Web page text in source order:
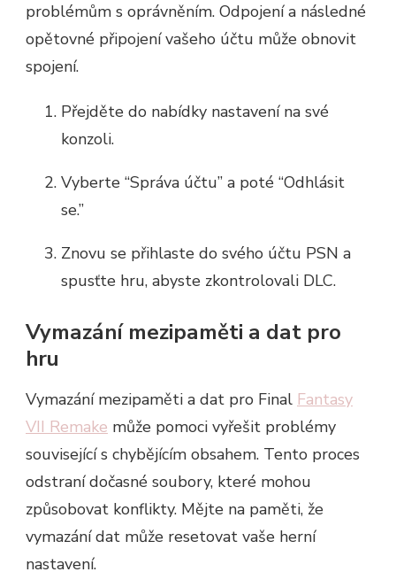
problémům s oprávněním. Odpojení a následné
opětovné připojení vašeho účtu může obnovit
spojení.
Přejděte do nabídky nastavení na své
konzoli.
Vyberte “Správa účtu” a poté “Odhlásit
se.”
Znovu se přihlaste do svého účtu PSN a
spusťte hru, abyste zkontrolovali DLC.
Vymazání mezipaměti a dat pro
hru
Vymazání mezipaměti a dat pro Final Fantasy
VII Remake může pomoci vyřešit problémy
související s chybějícím obsahem. Tento proces
odstraní dočasné soubory, které mohou
způsobovat konflikty. Mějte na paměti, že
vymazání dat může resetovat vaše herní
nastavení.